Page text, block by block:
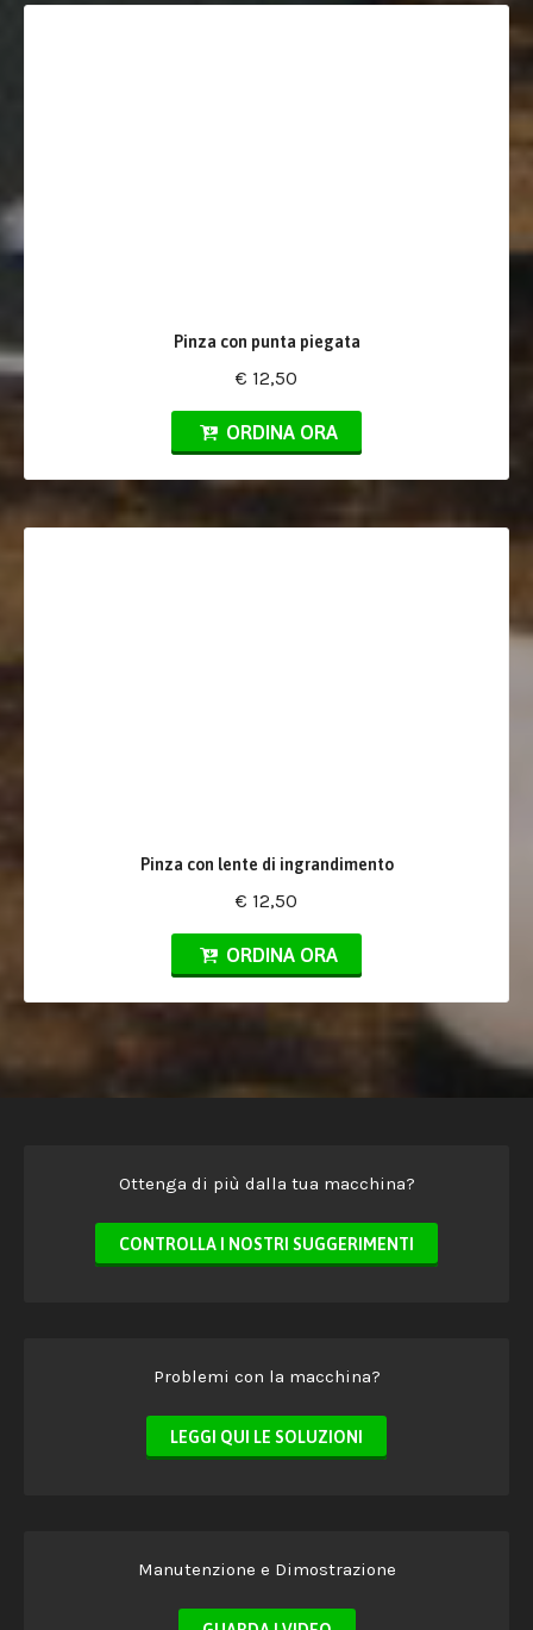
Pinza con punta piegata
€ 12,50
ORDINA ORA
Pinza con lente di ingrandimento
€ 12,50
ORDINA ORA
Ottenga di più dalla tua macchina?
CONTROLLA I NOSTRI SUGGERIMENTI
Problemi con la macchina?
LEGGI QUI LE SOLUZIONI
Manutenzione e Dimostrazione